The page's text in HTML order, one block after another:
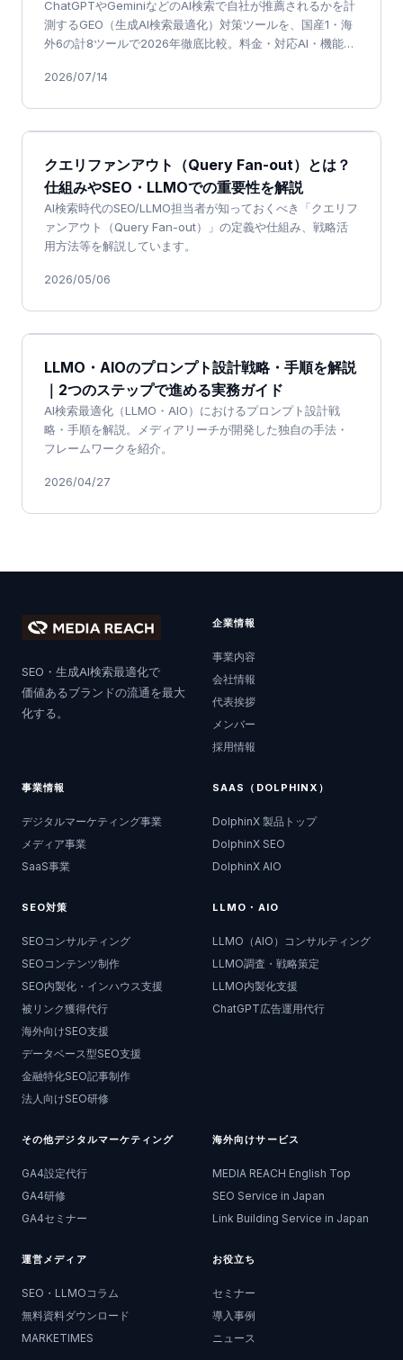
ChatGPTやGeminiなどのAI検索で自社が推薦されるかを計
測するGEO（生成AI検索最適化）対策ツールを、国産1・海
外6の計8ツールで2026年徹底比較。料金・対応AI・機能・
2026/07/14
クエリファンアウト（Query Fan-out）とは？
仕組みやSEO・LLMOでの重要性を解説
AI検索時代のSEO/LLMO担当者が知っておくべき「クエリフ
ァンアウト（Query Fan-out）」の定義や仕組み、戦略活
用方法等を解説しています。
2026/05/06
LLMO・AIOのプロンプト設計戦略・手順を解説
｜2つのステップで進める実務ガイド
AI検索最適化（LLMO・AIO）におけるプロンプト設計戦
略・手順を解説。メディアリーチが開発した独自の手法・
フレームワークを紹介。
2026/04/27
SEO・生成AI検索最適化で
価値あるブランドの流通を最大
化する。
企業情報
事業内容
会社情報
代表挨拶
メンバー
採用情報
事業情報
デジタルマーケティング事業
メディア事業
SaaS事業
SAAS（DOLPHINX）
DolphinX 製品トップ
DolphinX SEO
DolphinX AIO
SEO対策
SEOコンサルティング
SEOコンテンツ制作
SEO内製化・インハウス支援
被リンク獲得代行
海外向けSEO支援
データベース型SEO支援
金融特化SEO記事制作
法人向けSEO研修
LLMO・AIO
LLMO（AIO）コンサルティング
LLMO調査・戦略策定
LLMO内製化支援
ChatGPT広告運用代行
その他デジタルマーケティング
GA4設定代行
GA4研修
GA4セミナー
海外向けサービス
MEDIA REACH English Top
SEO Service in Japan
Link Building Service in Japan
運営メディア
SEO・LLMOコラム
無料資料ダウンロード
MARKETIMES
お役立ち
セミナー
導入事例
ニュース